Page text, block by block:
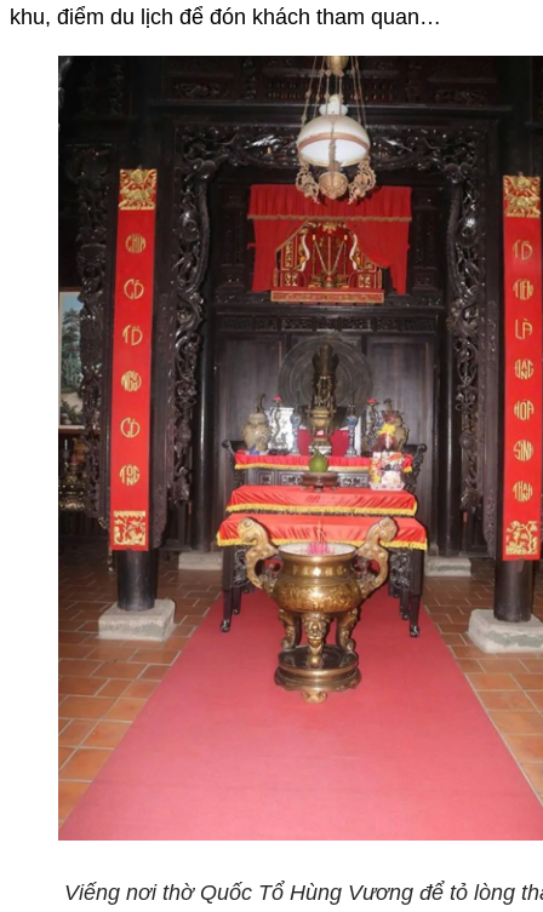
khu, điểm du lịch để đón khách tham quan…
Viếng nơi thờ Quốc Tổ Hùng Vương để tỏ lòng